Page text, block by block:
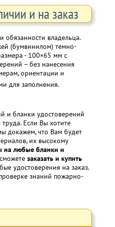
и на заказ
обязанности владельца.
(бумвинилом) темно-
- 100×65 мм с
– без нанесения
ориентации и
для заполнения.
и бланки удостоверений
Если Вы хотите
докажем, что Вам будет
их высокому
на любые бланки и
заказать и купить
удостоверения на заказ.
знаний пожарно-